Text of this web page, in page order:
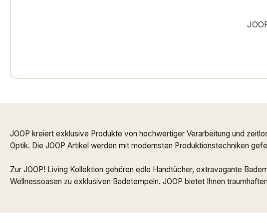
JOOP kreiert exklusive Produkte von hochwertiger Verarbeitung und
Optik. Die JOOP Artikel werden mit modernsten Produktionstechniken
Zur JOOP! Living Kollektion gehören edle Handtücher, extravagante
Wellnessoasen zu exklusiven Badetempeln. JOOP bietet Ihnen